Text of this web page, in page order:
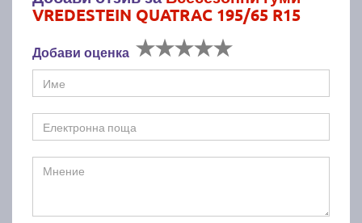
VREDESTEIN QUATRAC 195/65 R15
Добави оценка